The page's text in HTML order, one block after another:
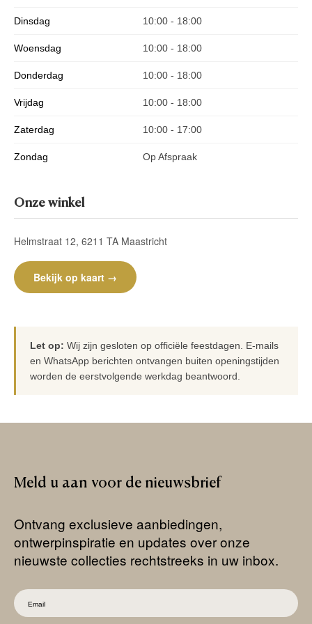
Dinsdag 10:00 - 18:00
Woensdag 10:00 - 18:00
Donderdag 10:00 - 18:00
Vrijdag 10:00 - 18:00
Zaterdag 10:00 - 17:00
Zondag Op Afspraak
Onze winkel
Helmstraat 12, 6211 TA Maastricht
Bekijk op kaart →
Let op: Wij zijn gesloten op officiële feestdagen. E-mails
en WhatsApp berichten ontvangen buiten openingstijden
worden de eerstvolgende werkdag beantwoord.
Meld u aan voor de nieuwsbrief
Ontvang exclusieve aanbiedingen,
ontwerpinspiratie en updates over onze
nieuwste collecties rechtstreeks in uw inbox.